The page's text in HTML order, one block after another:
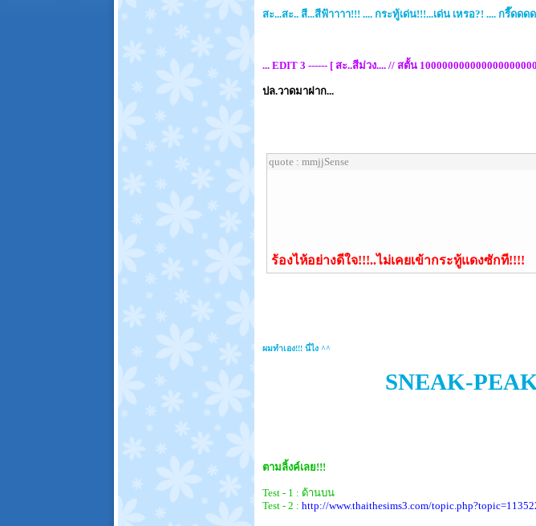
สะ...สะ.. สี...สีฟ้าาาา!!! .... กระทู้เด่น!!!...เด่น เหรอ?! .... กรี๊ดด
... EDIT 3 ------ [ สะ..สีม่วง.... // สตั้น
ปล.วาดมาฝาก...
quote : mmjjSense
ร้องไห้อย่างดีใจ!!!..ไม่เคยเข้ากระทู้แดงซักที!!!!
ผมทำเอง!!! นี่ไง ^^
SNEAK-
ตามลิ้งค์เลย!!!
Test - 1 : ด้านบน
Test - 2 : http://www.thaithesims3.com/